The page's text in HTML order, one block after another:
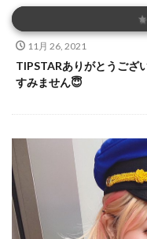
★
11月 26, 2021
TIPSTARありがとうござ
すみません😇